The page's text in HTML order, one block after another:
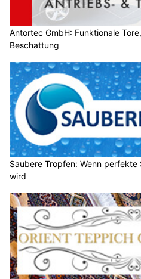
Antortec GmbH: Funktionale
Beschattung
Saubere Tropfen: Wenn
wird